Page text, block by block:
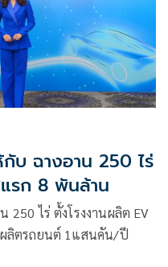
บ ฉางอาน 250 ไร่
รก 8 พันล้าน
250 ไร่ ตั้งโรงงานผลิต EV
ลิตรถยนต์ 1แสนคัน/ปี